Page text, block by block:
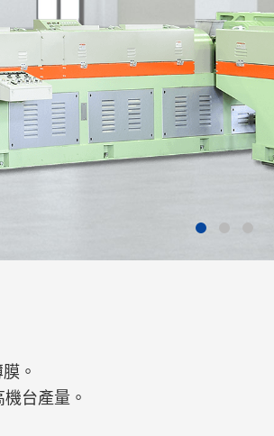
。
台產量。